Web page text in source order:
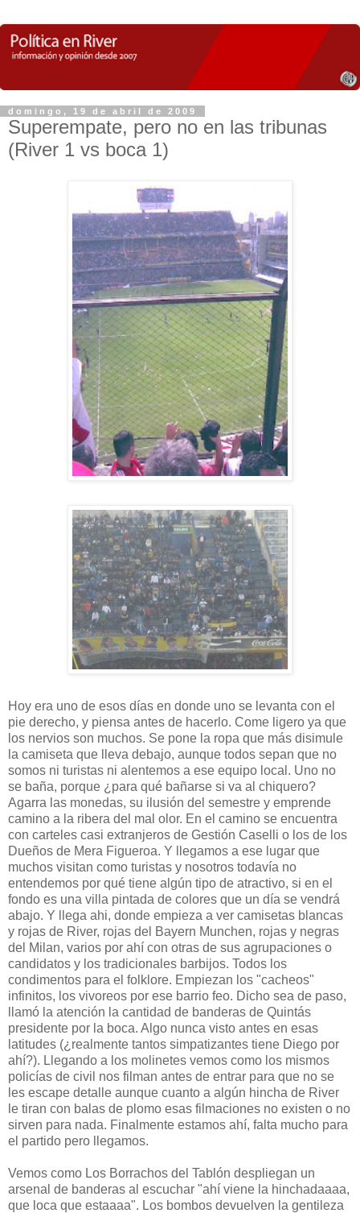
domingo, 19 de abril de 2009
Superempate, pero no en las tribunas
(River 1 vs boca 1)
Hoy era uno de esos días en donde uno se levanta con el
pie derecho, y piensa antes de hacerlo. Come ligero ya que
los nervios son muchos. Se pone la ropa que más disimule
la camiseta que lleva debajo, aunque todos sepan que no
somos ni turistas ni alentemos a ese equipo local. Uno no
se baña, porque ¿para qué bañarse si va al chiquero?
Agarra las monedas, su ilusión del semestre y emprende
camino a la ribera del mal olor. En el camino se encuentra
con carteles casi extranjeros de Gestión Caselli o los de los
Dueños de Mera Figueroa. Y llegamos a ese lugar que
muchos visitan como turistas y nosotros todavía no
entendemos por qué tiene algún tipo de atractivo, si en el
fondo es una villa pintada de colores que un día se vendrá
abajo. Y llega ahi, donde empieza a ver camisetas blancas
y rojas de River, rojas del Bayern Munchen, rojas y negras
del Milan, varios por ahí con otras de sus agrupaciones o
candidatos y los tradicionales barbijos. Todos los
condimentos para el folklore. Empiezan los "cacheos"
infinitos, los vivoreos por ese barrio feo. Dicho sea de paso,
llamó la atención la cantidad de banderas de Quintás
presidente por la boca. Algo nunca visto antes en esas
latitudes (¿realmente tantos simpatizantes tiene Diego por
ahí?). Llegando a los molinetes vemos como los mismos
policías de civil nos filman antes de entrar para que no se
les escape detalle aunque cuanto a algún hincha de River
le tiran con balas de plomo esas filmaciones no existen o no
sirven para nada. Finalmente estamos ahí, falta mucho para
el partido pero llegamos.
Vemos como Los Borrachos del Tablón despliegan un
arsenal de banderas al escuchar "ahí viene la hinchadaaaa,
que loca que estaaaa". Los bombos devuelven la gentileza